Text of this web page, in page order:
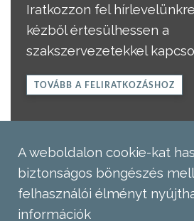
Iratkozzon fel
kézből értesülhessen a
szakszervezetekkel
TOVÁBB A FELIRATKOZÁSHOZ
A weboldalon cookie-kat
biztonságos böngészés
felhasználói élményt
információk